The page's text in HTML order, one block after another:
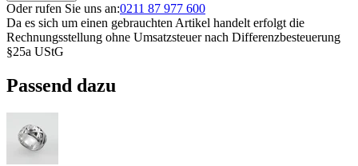
Oder rufen Sie uns an:0211 87 977 600
Da es sich um einen gebrauchten Artikel handelt erfolgt die
Rechnungsstellung ohne Umsatzsteuer nach Differenzbesteuerung
§25a UStG
Passend dazu